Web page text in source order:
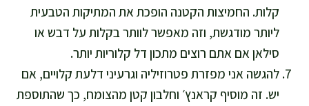
קלות. החמיצות הקטנה הופכת את המתיקות הטבעית
ליותר מודגשת, וזה מאפשר לוותר בקלות על דבש או
סילאן אם אתם רוצים מתכון דל קלוריות יותר.
להגשה אני מפזרת פטרוזיליה וגרעיני דלעת קלויים, אם
יש. זה מוסיף קראנץ׳ וחלבון קטן מהצומח, כך שהתוספת